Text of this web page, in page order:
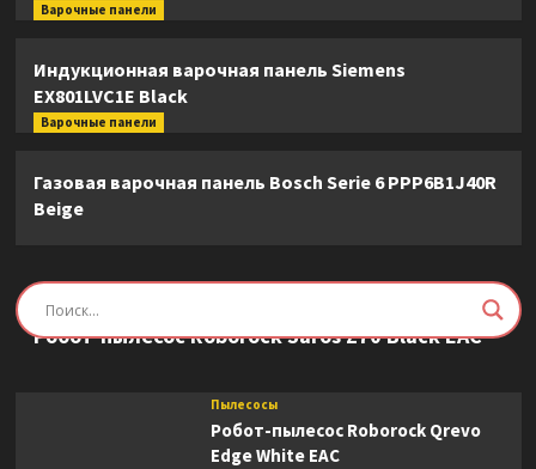
Варочные панели
Индукционная варочная панель Siemens
EX801LVC1E Black
Варочные панели
Газовая варочная панель Bosch Serie 6 PPP6B1J40R
Beige
Пылесосы
Робот-пылесос Roborock Saros Z70 Black EAC
Пылесосы
Робот-пылесос Roborock Qrevo
Edge White EAC